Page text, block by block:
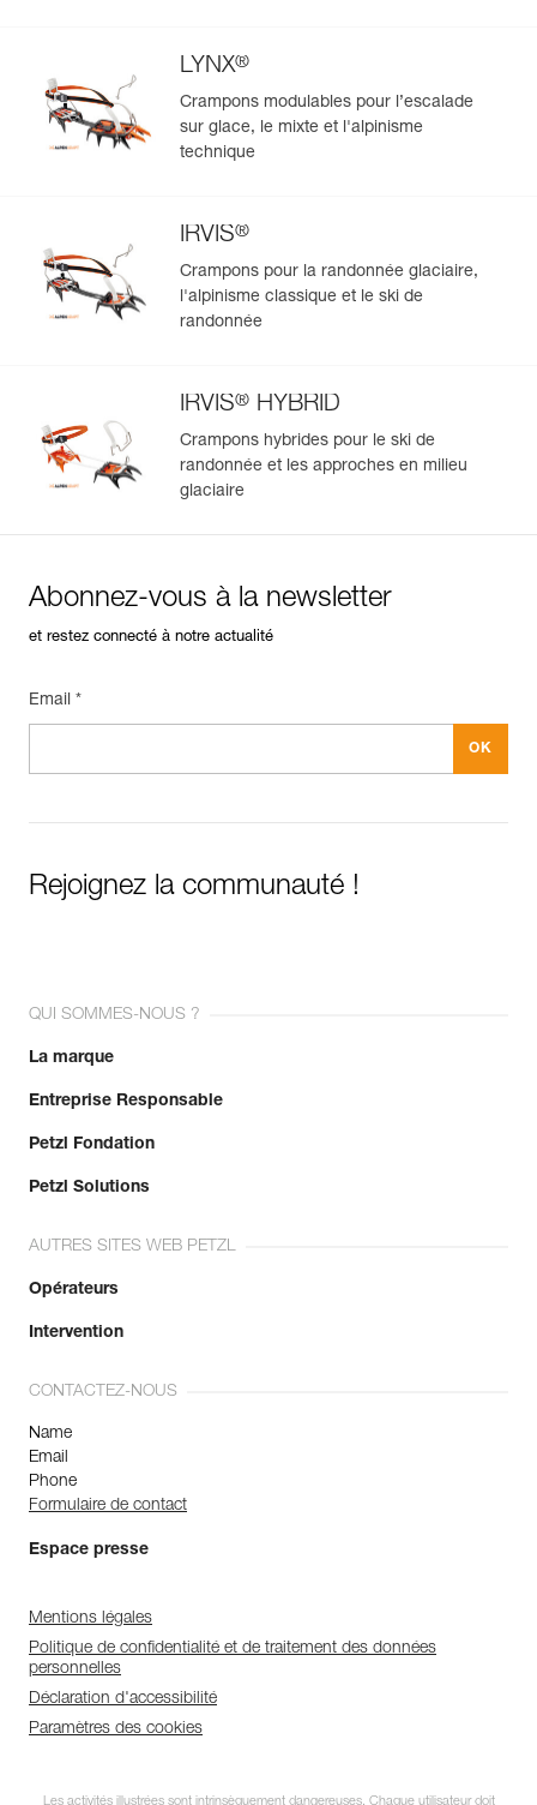
LYNX®
Crampons modulables pour l’escalade
sur glace, le mixte et l'alpinisme
technique
IRVIS®
Crampons pour la randonnée glaciaire,
l'alpinisme classique et le ski de
randonnée
IRVIS® HYBRID
Crampons hybrides pour le ski de
randonnée et les approches en milieu
glaciaire
Abonnez-vous à la newsletter
et restez connecté à notre actualité
Email *
Rejoignez la communauté !
QUI SOMMES-NOUS ?
La marque
Entreprise Responsable
Petzl Fondation
Petzl Solutions
AUTRES SITES WEB PETZL
Opérateurs
Intervention
CONTACTEZ-NOUS
Name
Email
Phone
Formulaire de contact
Espace presse
Mentions légales
Politique de confidentialité et de traitement des données
personnelles
Déclaration d'accessibilité
Paramètres des cookies
Les activités illustrées sont intrinsèquement dangereuses. Chaque utilisateur doit